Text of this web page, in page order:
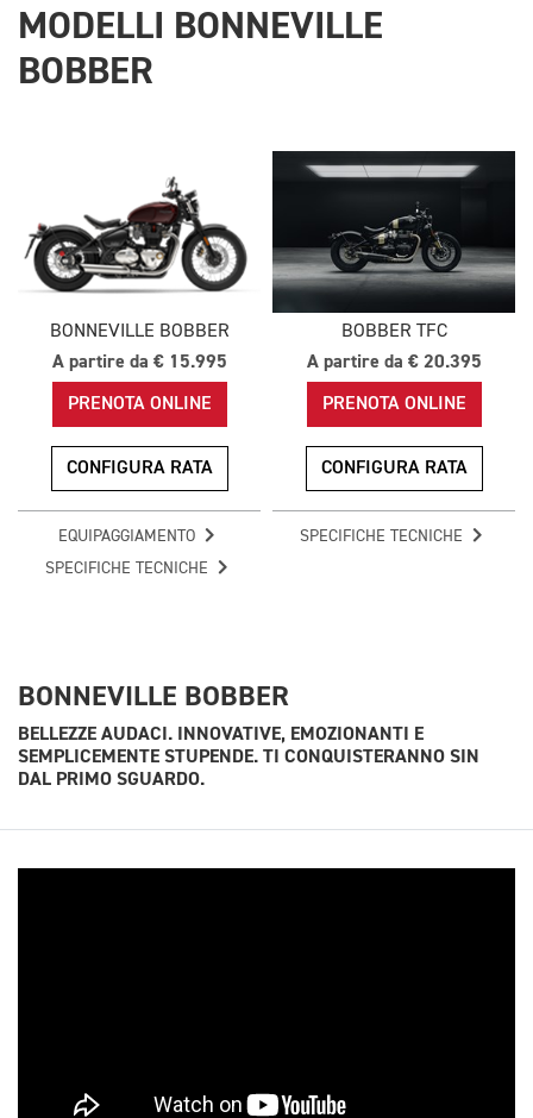
MODELLI BONNEVILLE
BOBBER
BONNEVILLE BOBBER
A partire da € 15.995
PRENOTA ONLINE
CONFIGURA RATA
EQUIPAGGIAMENTO
SPECIFICHE TECNICHE
BOBBER TFC
A partire da € 20.395
PRENOTA ONLINE
CONFIGURA RATA
SPECIFICHE TECNICHE
BONNEVILLE BOBBER
BELLEZZE AUDACI. INNOVATIVE, EMOZIONANTI E
SEMPLICEMENTE STUPENDE. TI CONQUISTERANNO SIN
DAL PRIMO SGUARDO.